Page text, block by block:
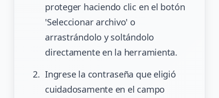
proteger haciendo clic en el botón
'Seleccionar archivo' o
arrastrándolo y soltándolo
directamente en la herramienta.
Ingrese la contraseña que eligió
cuidadosamente en el campo